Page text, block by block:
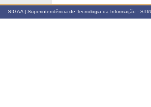
SIGAA | Superintendência de Tecnologia da Informação -